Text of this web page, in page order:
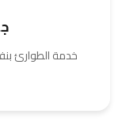
خدمة الطوارئ